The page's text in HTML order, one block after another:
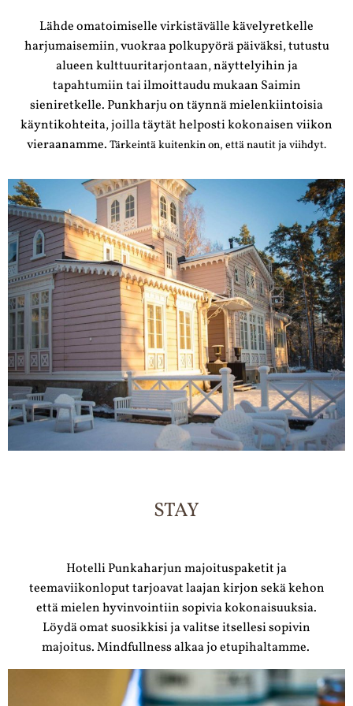
Lähde omatoimiselle virkistävälle kävelyretkelle
harjumaisemiin, vuokraa polkupyörä päiväksi, tutustu
alueen kulttuuritarjontaan, näyttelyihin ja
tapahtumiin tai ilmoittaudu mukaan Saimin
sieniretkelle. Punkharju on täynnä mielenkiintoisia
käyntikohteita, joilla täytät helposti kokonaisen viikon
vieraanamme. Tärkeintä kuitenkin on, että nautit ja viihdyt.
STAY
Hotelli Punkaharjun majoituspaketit ja
teemaviikonloput tarjoavat laajan kirjon sekä kehon
että mielen hyvinvointiin sopivia kokonaisuuksia.
Löydä omat suosikkisi ja valitse itsellesi sopivin
majoitus. Mindfullness alkaa jo etupihaltamme.